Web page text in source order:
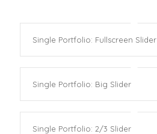
Single Portfolio: Fullscreen Slider
Single Portfolio: Big Slider
Single Portfolio: 2/3 Slider